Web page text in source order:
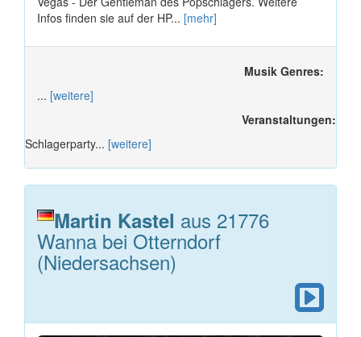
Infos finden sie auf der HP... [mehr]
Musik Genres:
... [weitere]
Veranstaltungen:
Schlagerparty... [weitere]
Martin Kastel aus 21776
Wanna bei Otterndorf
(Niedersachsen)